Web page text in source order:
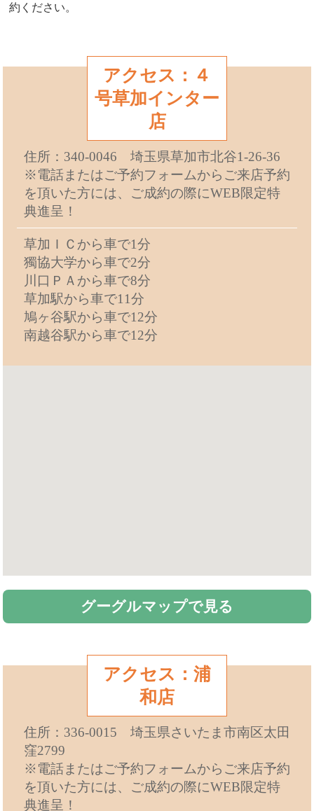
約ください。
アクセス：４
号草加インター
店
住所：340-0046 埼玉県草加市北谷1-26-36
※電話またはご予約フォームからご来店予約
を頂いた方には、ご成約の際にWEB限定特
典進呈！
草加ＩＣから車で1分
獨協大学から車で2分
川口ＰＡから車で8分
草加駅から車で11分
鳩ヶ谷駅から車で12分
南越谷駅から車で12分
グーグルマップで見る
アクセス：浦
和店
住所：336-0015 埼玉県さいたま市南区太田
窪2799
※電話またはご予約フォームからご来店予約
を頂いた方には、ご成約の際にWEB限定特
典進呈！